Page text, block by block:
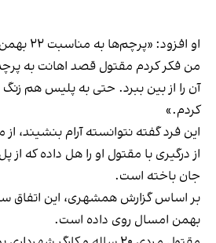
او افزود:
من فکر کردم مقتول قصد اهانت به
آن را از بین ببرد. حتی به پلیس هم
کردم.»
این فرد گفته نتوانسته آرام بنشیند،
از درگیری با مقتول او را هل داده که از
جان باخته است.
بهمن امسال روی داده است.